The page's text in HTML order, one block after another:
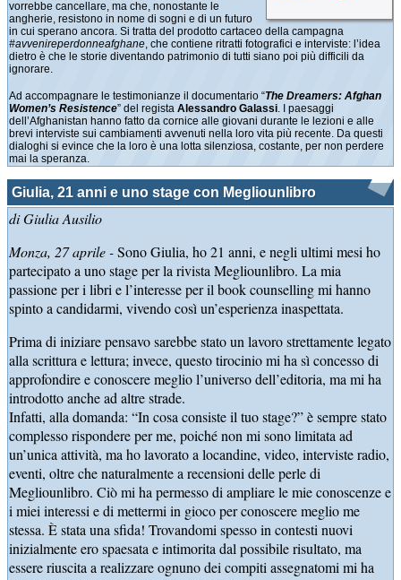
vorrebbe cancellare, ma che, nonostante le
angherie, resistono in nome di sogni e di un futuro
in cui sperano ancora. Si tratta del prodotto cartaceo della campagna
#avvenireperdonneafghane , che contiene ritratti fotografici e interviste: l’idea
dietro è che le storie diventando patrimonio di tutti siano poi più difficili da
ignorare.
Ad accompagnare le testimonianze il documentario “The Dreamers: Afghan
Women’s Resistence” del regista Alessandro Galassi . I paesaggi
dell’Afghanistan hanno fatto da cornice alle giovani durante le lezioni e alle
brevi interviste sui cambiamenti avvenuti nella loro vita più recente. Da questi
dialoghi si evince che la loro è una lotta silenziosa, costante, per non perdere
mai la speranza.
Giulia, 21 anni e uno stage con Megliounlibro
di Giulia Ausilio
Monza, 27 aprile -Sono Giulia, ho 21 anni, e negli ultimi mesi ho
partecipato a uno stage per la rivista Megliounlibro. La mia
passione per i libri e l’interesse per il book counselling mi hanno
spinto a candidarmi, vivendo così un’esperienza inaspettata.
Prima di iniziare pensavo sarebbe stato un lavoro strettamente legato
alla scrittura e lettura; invece, questo tirocinio mi ha sì concesso di
approfondire e conoscere meglio l’universo dell’editoria, ma mi ha
introdotto anche ad altre strade.
Infatti, alla domanda: “In cosa consiste il tuo stage?” è sempre stato
complesso rispondere per me, poiché non mi sono limitata ad
un’unica attività, ma ho lavorato a locandine, video, interviste radio,
eventi, oltre che naturalmente a recensioni delle perle di
Megliounlibro. Ciò mi ha permesso di ampliare le mie conoscenze e
i miei interessi e di mettermi in gioco per conoscere meglio me
stessa. È stata una sfida! Trovandomi spesso in contesti nuovi
inizialmente ero spaesata e intimorita dal possibile risultato, ma
essere riuscita a realizzare ognuno dei compiti assegnatomi mi ha